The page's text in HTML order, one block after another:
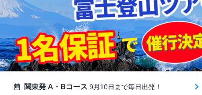
関東発 A・Bコース 9月10日まで毎日出発！